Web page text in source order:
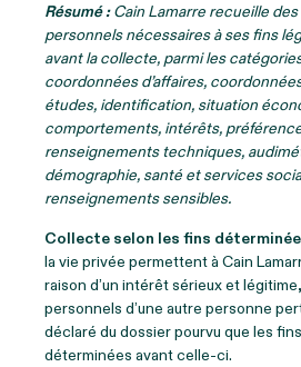
Résumé :Cain Lamarre recueille
personnels nécessaires à ses fins
avant la collecte, parmi les
coordonnées d’affaires,
études, identification, situation
comportements, intérêts,
renseignements techniques,
démographie, santé et services
renseignements sensibles.
Collecte selon les fins
la vie privée permettent à Cain
raison d’un intérêt sérieux et
personnels d’une autre personne
déclaré du dossier pourvu que les
déterminées avant celle-ci.